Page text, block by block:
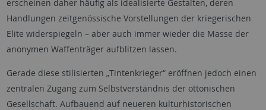
erscheinen daher häufig als idealisierte Gestalten, deren
Handlungen zeitgenössische Vorstellungen der kriegerischen
Elite widerspiegeln – aber auch immer wieder die Masse der
anonymen Waffenträger aufblitzen lassen.
Gerade diese stilisierten „Tintenkrieger“ eröffnen jedoch einen
zentralen Zugang zum Selbstverständnis der ottonischen
Gesellschaft. Aufbauend auf neueren kulturhistorischen